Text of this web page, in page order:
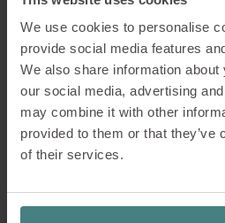
We use cookies to personalise
provide social media features
We also share information
our social media, advertising
may combine it with other
provided to them or that they’ve
of their services.
nachhaltige
„Mit demEcoVadis -
wir die Anforderungen
und zeigen zugleich,
Worten Taten folgen
Niklas. „Das stärkt